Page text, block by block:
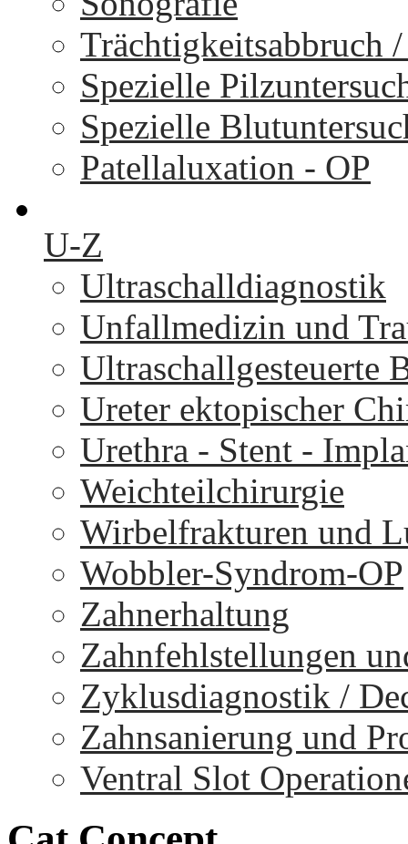
Trächtigkeitsabbruch
Spezielle
Spezielle
Patellaluxation - OP
U-Z
Ultraschalldiagnostik
Unfallmedizin und
Ultraschallgesteuerte
Ureter ektopischer
Urethra - Stent -
Weichteilchirurgie
Wirbelfrakturen und
Wobbler-Syndrom-OP
Zahnerhaltung
Zahnfehlstellungen
Zyklusdiagnostik /
Zahnsanierung und
Ventral Slot